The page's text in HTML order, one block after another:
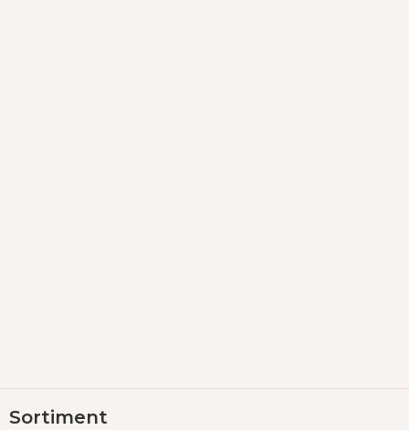
áSortiment